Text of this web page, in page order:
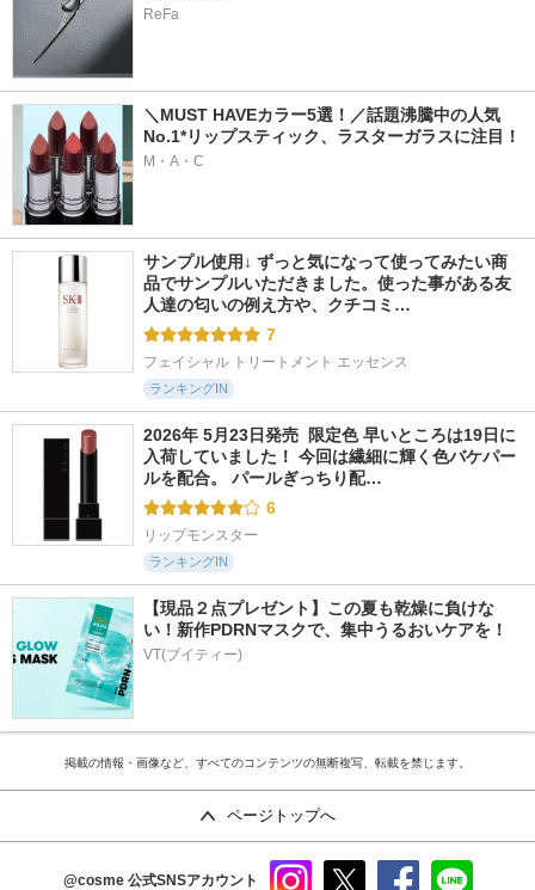
ReFa
＼MUST HAVEカラー5選！／話題沸騰中の人気
No.1*リップスティック、ラスターガラスに注目！
M・A・C
サンプル使用↓ ずっと気になって使ってみたい商
品でサンプルいただきました。使った事がある友
人達の匂いの例え方や、クチコミ…
7
フェイシャル トリートメント エッセンス
ランキングIN
2026年 5月23日発売  限定色 早いところは19日に
入荷していました！ 今回は繊細に輝く色バケパー
ルを配合。 パールぎっちり配…
6
リップモンスター
ランキングIN
【現品２点プレゼント】この夏も乾燥に負けな
い！新作PDRNマスクで、集中うるおいケアを！
VT(ブイティー)
掲載の情報・画像など、すべてのコンテンツの無断複写、転載を禁じます。
ページトップへ
@cosme 公式SNSアカウント